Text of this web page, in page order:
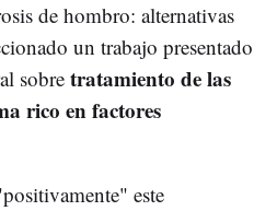
de hombro: alternativas
un trabajo presentado
sobretratamiento de las
rico en factores
este